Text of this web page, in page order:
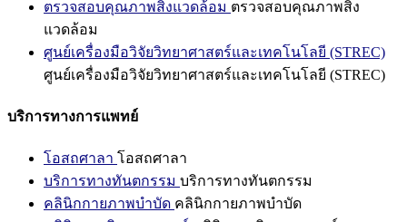
ตรวจสอบคุณภาพสิ่งแวดล้อม ตรวจสอบคุณภาพสิ่ง
แวดล้อม
ศูนย์เครื่องมือวิจัยวิทยาศาสตร์และเทคโนโลยี (STREC)
ศูนย์เครื่องมือวิจัยวิทยาศาสตร์และเทคโนโลยี (STREC)
บริการทางการแพทย์
โอสถศาลา โอสถศาลา
บริการทางทันตกรรม บริการทางทันตกรรม
คลินิกกายภาพบำบัด คลินิกกายภาพบำบัด